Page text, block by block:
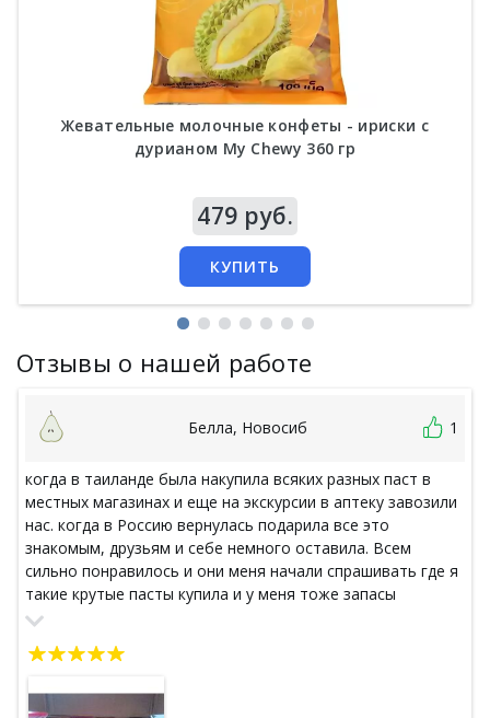
Жевательные молочные конфеты - ириски с
дурианом My Chewy 360 гр
479 руб.
КУПИТЬ
Отзывы о нашей работе
Белла, Новосиб 1
когда в таиланде была накупила всяких разных паст в
местных магазинах и еще на экскурсии в аптеку завозили
нас. когда в Россию вернулась подарила все это
знакомым, друзьям и себе немного оставила. Всем
сильно понравилось и они меня начали спрашивать где я
такие крутые пасты купила и у меня тоже запасы
кончились на тот момент. В итоге пришлось лезть в
ваш магазин. удобно пользоваться сайтом, всё понятно
пределах 3 недель. теперь опять буду радовать друзей